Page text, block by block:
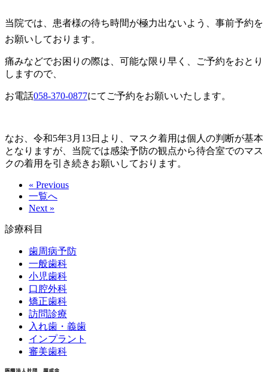
当院では、患者様の待ち時間が極力出ないよう、事前予約を
お願いしております。
痛みなどでお困りの際は、可能な限り早く、ご予約をおとり
しますので、
お電話058-370-0877にてご予約をお願いいたします。
なお、令和5年3月13日より、マスク着用は個人の判断が基本
となりますが、当院では感染予防の観点から待合室でのマス
クの着用を引き続きお願いしております。
« Previous
一覧へ
Next »
診療科目
歯周病予防
一般歯科
小児歯科
口腔外科
矯正歯科
訪問診療
入れ歯・義歯
インプラント
審美歯科